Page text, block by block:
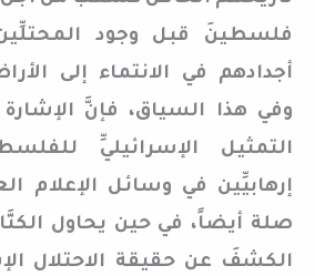
فلسطينَ قبل وجود
أجدادهم في الانتماء إلى
وفي هذا السياق، فإنَّ
التمثيل الإسرائيليِّ
إرهابيِّين في وسائل الإعلام
صلة أيضاً، في حين يحاول